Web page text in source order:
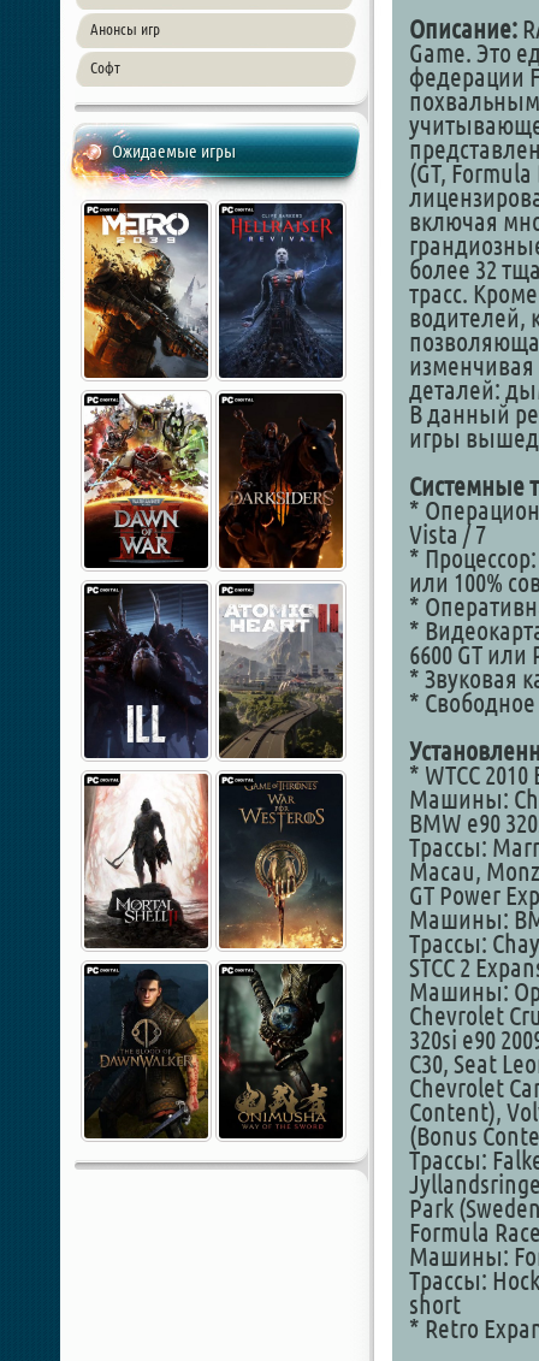
Анонсы игр
Софт
Ожидаемые игры
Описание:
Game. Это
федерации
(GT,
включая
более 32
трасс.
водителей,
деталей:
В данный
игры
Системные
*
Vista / 7
*
или 100%
*
*
6600 GT или
* Звуковая
* Свободное
* WTCC
Машины:
BMW e90
Трассы:
Macau,
GT Power
Машины:
Трассы:
STCC 2
Машины:
Chevrolet
320si e90
C30, Seat
Chevrolet
Content),
(Bonus
Трассы:
Park
Formula
Машины:
Трассы:
short
* Retro